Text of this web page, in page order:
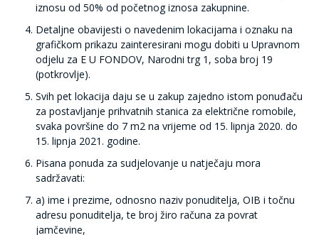
iznosu od 50% od početnog iznosa zakupnine.
Detaljne obavijesti o navedenim lokacijama i oznaku na
grafičkom prikazu zainteresirani mogu dobiti u Upravnom
odjelu za E U FONDOV, Narodni trg 1, soba broj 19
(potkrovlje).
Svih pet lokacija daju se u zakup zajedno istom ponuđaču
za postavljanje prihvatnih stanica za električne romobile,
svaka površine do 7 m2 na vrijeme od 15. lipnja 2020. do
15. lipnja 2021. godine.
Pisana ponuda za sudjelovanje u natječaju mora
sadržavati:
a) ime i prezime, odnosno naziv ponuditelja, OIB i točnu
adresu ponuditelja, te broj žiro računa za povrat
jamčevine,